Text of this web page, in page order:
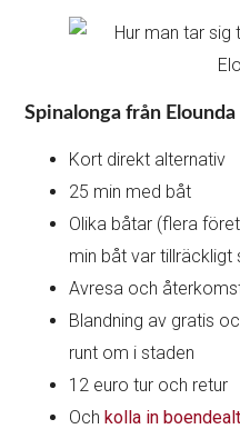
Spinalonga från Elounda
Kort direkt alternativ
25 min med båt
Olika båtar (flera
min båt var tillräckligt
Avresa och
Blandning av gratis
runt om i staden
12 euro tur och retur
Ochkolla in